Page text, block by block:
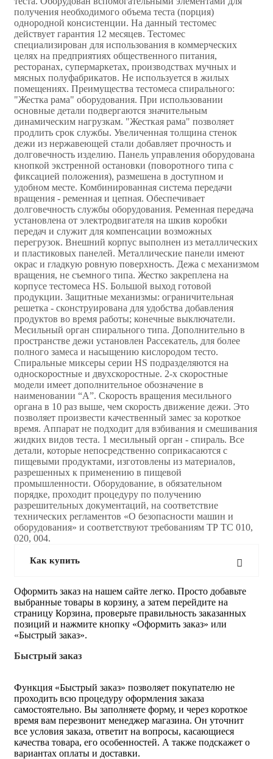
получения необходимого объема теста (порция)
однородной консистенции. На данный тестомес
действует гарантия 12 месяцев. Тестомес
специализирован для использования в коммерческих
целях на предприятиях общественного питания,
ресторанах, супермаркетах, производствах мучных и
мясных полуфабрикатов. Не используется в жилых
помещениях. Преимущества тестомеса спирального:
"Жестка рама" оборудования. При использовании
основные детали подвергаются значительным
динамическим нагрузкам. "Жесткая рама" позволяет
продлить срок службы. Увеличенная толщина стенок
дежи из нержавеющей стали добавляет прочность и
долговечность изделию. Панель управления оборудована
кнопкой экстренной остановки (поворотного типа с
фиксацией положения), размешена в доступном и
удобном месте. Комбинированная система передачи
вращения - ременная и цепная. Обеспечивает
долговечность службы оборудования. Ременная передача
установлена от электродвигателя на шкив коробки
передач и служит для компенсации возможных
перегрузок. Внешний корпус выполнен из металлических
и пластиковых панелей. Металлические панели имеют
окрас и гладкую ровную поверхность. Дежа с механизмом
вращения, не съемного типа. Жестко закреплена на
корпусе тестомеса HS. Большой выход готовой
продукции. Защитные механизмы: ограничительная
решетка - сконструирована для удобства добавления
продуктов во время работы; конечные выключатели.
Месильный орган спирального типа. Дополнительно в
пространстве дежи установлен Рассекатель, для более
полного замеса и насыщению кислородом тесто.
Спиральные миксеры серии HS подразделяются на
односкоростные и двухскоростные. 2-х скоростные
модели имеет дополнительное обозначение в
наименовании “A”. Скорость вращения месильного
органа в 10 раз выше, чем скорость движение дежи. Это
позволяет произвести качественный замес за короткое
время. Аппарат не подходит для взбивания и смешивания
жидких видов теста. 1 месильный орган - спираль. Все
детали, которые непосредственно соприкасаются с
пищевыми продуктами, изготовлены из материалов,
разрешенных к применению в пищевой
промышленности. Оборудование, в обязательном
порядке, проходит процедуру по получению
разрешительных документаций, на соответствие
технических регламентов «О безопасности машин и
оборудования» и соответствуют требованиям ТР ТС 010,
020, 004.
Как купить
Оформить заказ на нашем сайте легко. Просто добавьте
выбранные товары в корзину, а затем перейдите на
страницу Корзина, проверьте правильность заказанных
позиций и нажмите кнопку «Оформить заказ» или
«Быстрый заказ».
Быстрый заказ
Функция «Быстрый заказ» позволяет покупателю не
проходить всю процедуру оформления заказа
самостоятельно. Вы заполняете форму, и через короткое
время вам перезвонит менеджер магазина. Он уточнит
все условия заказа, ответит на вопросы, касающиеся
качества товара, его особенностей. А также подскажет о
вариантах оплаты и доставки.